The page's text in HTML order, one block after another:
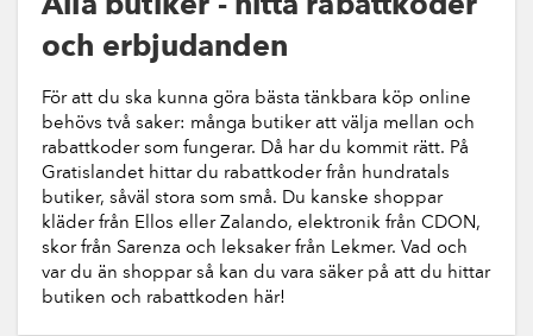
och erbjudanden
För att du ska kunna göra bästa tänkbara köp online
behövs två saker: många butiker att välja mellan och
rabattkoder som fungerar. Då har du kommit rätt. På
Gratislandet hittar du rabattkoder från hundratals
butiker, såväl stora som små. Du kanske shoppar
kläder från Ellos eller Zalando, elektronik från CDON,
skor från Sarenza och leksaker från Lekmer. Vad och
var du än shoppar så kan du vara säker på att du hittar
butiken och rabattkoden här!